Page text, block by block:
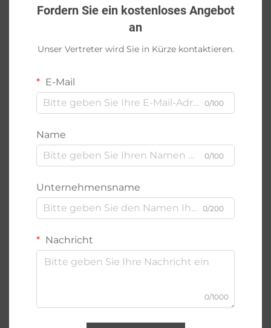
Fordern Sie ein kostenloses Angebot
an
Unser Vertreter wird Sie in Kürze kontaktieren.
E-Mail
0/100
Name
0/100
Unternehmensname
0/200
Nachricht
0/1000